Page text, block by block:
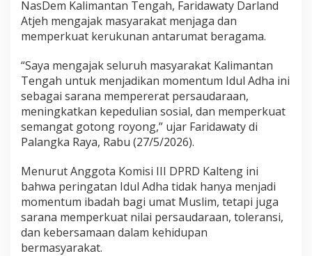
NasDem Kalimantan Tengah, Faridawaty Darland
Atjeh mengajak masyarakat menjaga dan
memperkuat kerukunan antarumat beragama.
“Saya mengajak seluruh masyarakat Kalimantan
Tengah untuk menjadikan momentum Idul Adha ini
sebagai sarana mempererat persaudaraan,
meningkatkan kepedulian sosial, dan memperkuat
semangat gotong royong,” ujar Faridawaty di
Palangka Raya, Rabu (27/5/2026).
Menurut Anggota Komisi III DPRD Kalteng ini
bahwa peringatan Idul Adha tidak hanya menjadi
momentum ibadah bagi umat Muslim, tetapi juga
sarana memperkuat nilai persaudaraan, toleransi,
dan kebersamaan dalam kehidupan
bermasyarakat.